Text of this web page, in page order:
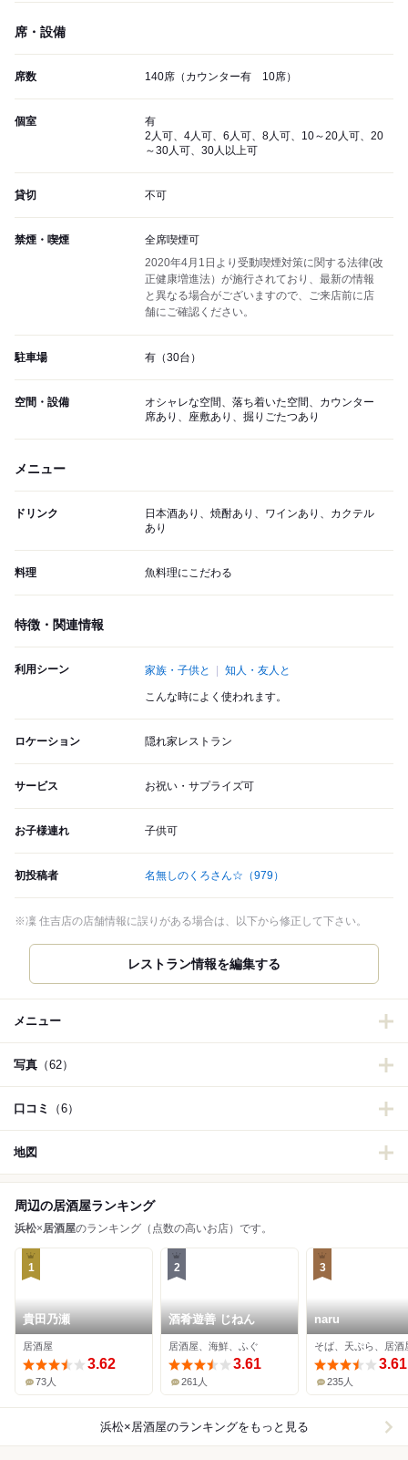
席・設備
席数 140席（カウンター有 10席）
個室
有
2人可、4人可、6人可、8人可、10～20人可、20
～30人可、30人以上可
貸切 不可
禁煙・喫煙
全席喫煙可
2020年4月1日より受動喫煙対策に関する法律(改
正健康増進法）が施行されており、最新の情報
と異なる場合がございますので、ご来店前に店
舗にご確認ください。
駐車場 有（30台）
空間・設備
オシャレな空間、落ち着いた空間、カウンター
席あり、座敷あり、掘りごたつあり
メニュー
ドリンク
日本酒あり、焼酎あり、ワインあり、カクテル
あり
料理 魚料理にこだわる
特徴・関連情報
利用シーン 家族・子供と 知人・友人と
こんな時によく使われます。
ロケーション 隠れ家レストラン
サービス お祝い・サプライズ可
お子様連れ 子供可
初投稿者 名無しのくろさん☆ （979）
※凜 住吉店の店舗情報に誤りがある場合は、以下から修正して下さい。
レストラン情報を編集する
メニュー
写真 （62）
口コミ （6）
地図
周辺の居酒屋ランキング
浜松×居酒屋のランキング（点数の高いお店）です。
1
貴田乃瀬
居酒屋
3.62
73人
2
酒肴遊善 じねん
居酒屋、海鮮、ふぐ
3.61
261人
3
naru
そば、天ぷら、居酒
3.61
235人
浜松×居酒屋のランキングをもっと見る